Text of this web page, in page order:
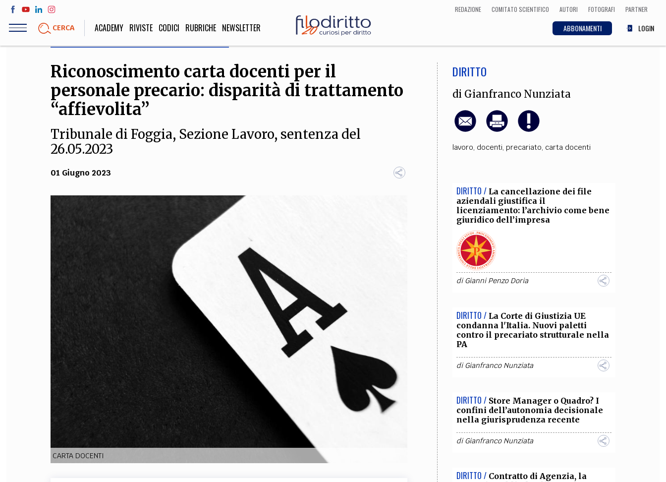
Salta
contenuto
REDAZIONE COMITATO SCIENTIFICO AUTORI FOTOGRAFI PARTNER
CERCA ABBONAMENTI LOGIN
ACADEMY RIVISTE CODICI RUBRICHE NEWSLETTER
LIFE STYLE
Sport, Cucina, Viaggi,
Moda
SOCIETÀ
Politica, Attualità,
Educazione, Lavoro, Esteri
DIRITTO ECONOMIA
Matematica, Fisica,
Biologia, Cifrematica,
CULTURA
Arte, Cinema, Musica,
FILODIRITTO COMITATO SCIENTIFICO COLLABORA CON NOI
CODICI RUBRICHE LIBRI
SOCIAL MEDIA
Riconoscimento carta docenti per il
personale precario: disparità di trattamento
“affievolita”
Tribunale di Foggia, Sezione Lavoro, sentenza del
26.05.2023
01 Giugno 2023
CARTA DOCENTI
DIRITTO
di Gianfranco Nunziata
lavoro, docenti, precariato, carta docenti
DIRITTO / La cancellazione dei file
aziendali giustifica il
licenziamento: l’archivio come bene
giuridico dell’impresa
diGianni Penzo Doria
DIRITTO / La Corte di Giustizia UE
condanna l'Italia. Nuovi paletti
contro il precariato strutturale nella
PA
diGianfranco Nunziata
DIRITTO / Store Manager o Quadro? I
confini dell’autonomia decisionale
nella giurisprudenza recente
diGianfranco Nunziata
DIRITTO / Contratto di Agenzia, la